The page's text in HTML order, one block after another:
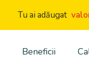
Tu ai adăugat
Beneficii